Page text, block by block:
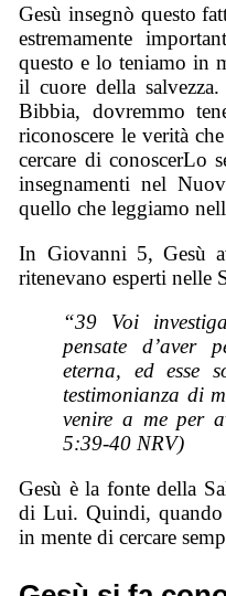
Gesù insegnò questo
estremamente
questo e lo teniamo in
il cuore della
Bibbia, dovremmo
riconoscere le verità
cercare di conoscerLo
insegnamenti nel
quello che leggiamo
In Giovanni 5, Gesù
ritenevano esperti nelle
“39 Voi
pensate d’aver
eterna, ed esse
testimonianza di
venire a me per
5:39-40 NRV)
Gesù è la fonte della
di Lui. Quindi,
in mente di cercare